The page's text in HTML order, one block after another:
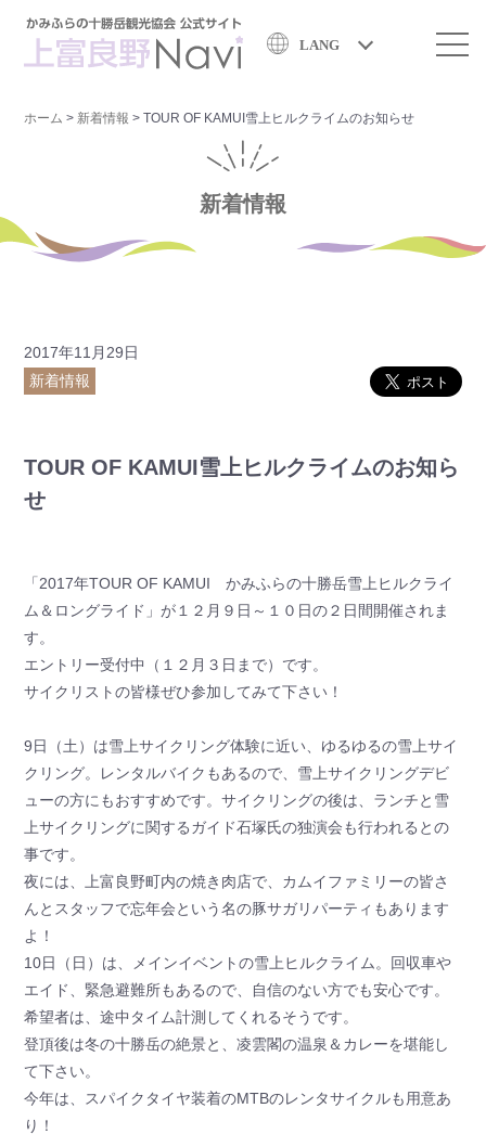
LANG
ホーム > 新着情報 >TOUR OF KAMUI雪上ヒルクライムのお知らせ
新着情報
2017年11月29日
新着情報
TOUR OF KAMUI雪上ヒルクライムのお知ら
せ
「2017年TOUR OF KAMUI かみふらの十勝岳雪上ヒルクライ
ム＆ロングライド」が１２月９日～１０日の２日間開催されま
す。
エントリー受付中（１２月３日まで）です。
サイクリストの皆様ぜひ参加してみて下さい！
9日（土）は雪上サイクリング体験に近い、ゆるゆるの雪上サイ
クリング。レンタルバイクもあるので、雪上サイクリングデビ
ューの方にもおすすめです。サイクリングの後は、ランチと雪
上サイクリングに関するガイド石塚氏の独演会も行われるとの
事です。
夜には、上富良野町内の焼き肉店で、カムイファミリーの皆さ
んとスタッフで忘年会という名の豚サガリパーティもあります
よ！
10日（日）は、メインイベントの雪上ヒルクライム。回収車や
エイド、緊急避難所もあるので、自信のない方でも安心です。
希望者は、途中タイム計測してくれるそうです。
登頂後は冬の十勝岳の絶景と、凌雲閣の温泉＆カレーを堪能し
て下さい。
今年は、スパイクタイヤ装着のMTBのレンタサイクルも用意あ
り！